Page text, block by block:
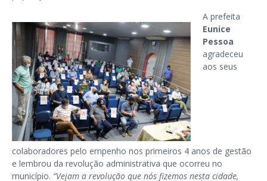
A prefeita
Eunice
Pessoa
agradeceu
aos seus
colaboradores pelo empenho nos primeiros 4 anos de gestão
e lembrou da revolução administrativa que ocorreu no
município. “Vejam a revolução que nós fizemos nesta cidade,